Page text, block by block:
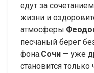
едут за
жизни и
атмосферы.
песчаный берег
фона.Сочи — уже
становится